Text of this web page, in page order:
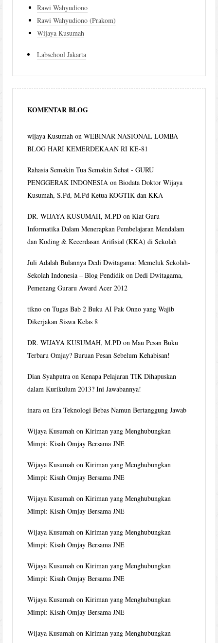
Rawi Wahyudiono
Rawi Wahyudiono (Prakom)
Wijaya Kusumah
Labschool Jakarta
KOMENTAR BLOG
wijaya Kusumah onWEBINAR NASIONAL LOMBA
BLOG HARI KEMERDEKAAN RI KE-81
Rahasia Semakin Tua Semakin Sehat - GURU
PENGGERAK INDONESIA onBiodata Doktor Wijaya
Kusumah, S.Pd, M.Pd Ketua KOGTIK dan KKA
DR. WIJAYA KUSUMAH, M.PD onKiat Guru
Informatika Dalam Menerapkan Pembelajaran Mendalam
dan Koding & Kecerdasan Arifisial (KKA) di Sekolah
Juli Adalah Bulannya Dedi Dwitagama: Memeluk Sekolah-
Sekolah Indonesia – Blog Pendidik onDedi Dwitagama,
Pemenang Guraru Award Acer 2012
tikno onTugas Bab 2 Buku AI Pak Onno yang Wajib
Dikerjakan Siswa Kelas 8
DR. WIJAYA KUSUMAH, M.PD onMau Pesan Buku
Terbaru Omjay? Buruan Pesan Sebelum Kehabisan!
Dian Syahputra onKenapa Pelajaran TIK Dihapuskan
dalam Kurikulum 2013? Ini Jawabannya!
inara onEra Teknologi Bebas Namun Bertanggung Jawab
Wijaya Kusumah onKiriman yang Menghubungkan
Mimpi: Kisah Omjay Bersama JNE
Wijaya Kusumah onKiriman yang Menghubungkan
Mimpi: Kisah Omjay Bersama JNE
Wijaya Kusumah onKiriman yang Menghubungkan
Mimpi: Kisah Omjay Bersama JNE
Wijaya Kusumah onKiriman yang Menghubungkan
Mimpi: Kisah Omjay Bersama JNE
Wijaya Kusumah onKiriman yang Menghubungkan
Mimpi: Kisah Omjay Bersama JNE
Wijaya Kusumah onKiriman yang Menghubungkan
Mimpi: Kisah Omjay Bersama JNE
Wijaya Kusumah onKiriman yang Menghubungkan